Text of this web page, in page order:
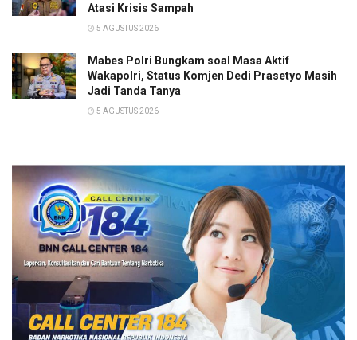
Atasi Krisis Sampah
5 AGUSTUS 2026
Mabes Polri Bungkam soal Masa Aktif
Wakapolri, Status Komjen Dedi Prasetyo Masih
Jadi Tanda Tanya
5 AGUSTUS 2026